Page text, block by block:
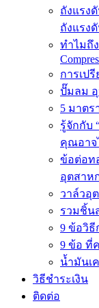
ถังแรง
ถังแรง
ทำไมถึง
การเป
ปั๊มลม
5 มาต
รู้จักกับ
คุณอาจ
ข้อต่อท
อุตสาห
วาล์วอุ
รวมชิ้น
9 ข้อวิธี
9 ข้อ ที่
น้ำมันเ
วิธีชำระเงิน
ติดต่อ